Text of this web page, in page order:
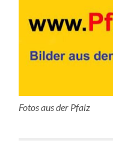
Fotos aus der Pfalz